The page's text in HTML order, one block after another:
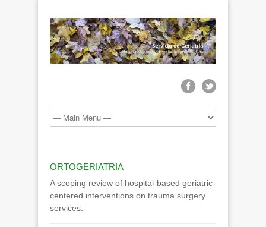
ORTOGERIATRIA
A scoping review of hospital-based geriatric-
centered interventions on trauma surgery
services.